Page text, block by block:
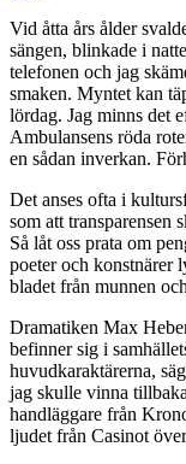
Vid åtta års ålder
sängen, blinkade i
telefonen och jag
smaken. Myntet kan
lördag. Jag minns det
Ambulansens röda
en sådan inverkan.
Det anses ofta i
som att transparensen
Så låt oss prata om
poeter och konstnärer
bladet från munnen
Dramatiken Max
befinner sig i
huvudkaraktärerna,
jag skulle vinna
handläggare från
ljudet från Casinot